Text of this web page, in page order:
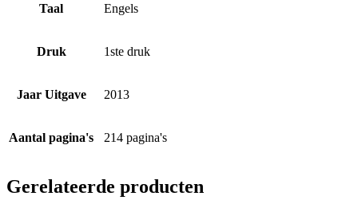
Taal Engels
Druk 1ste druk
Jaar Uitgave 2013
Aantal pagina's 214 pagina's
Gerelateerde producten